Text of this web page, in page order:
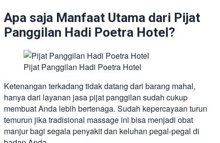
Apa saja Manfaat Utama dari Pijat
Panggilan Hadi Poetra Hotel?
Pijat Panggilan Hadi Poetra Hotel
Ketenangan terkadang tidak datang dari barang mahal,
hanya dari layanan jasa pijat panggilan sudah cukup
membuat Anda lebih bertenaga. Sudah kepercayaan turun
temurun jika tradisional massage ini bisa menjadi obat
manjur bagi segala penyakit dan keluhan pegal-pegal di